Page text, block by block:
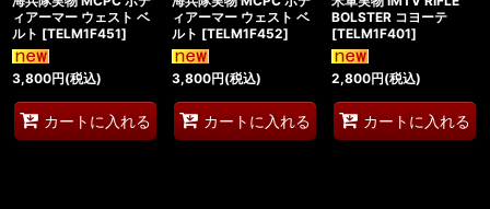
ィアーマー ウェスト ベ
ルト [TELM1F451]
3,800円(税込)
カートに入れる
ィアーマー ウェスト ベ
ルト [TELM1F452]
3,800円(税込)
カートに入れる
BOLSTER コヨーテ
[TELM1F401]
2,800円(税込)
カートに入れる